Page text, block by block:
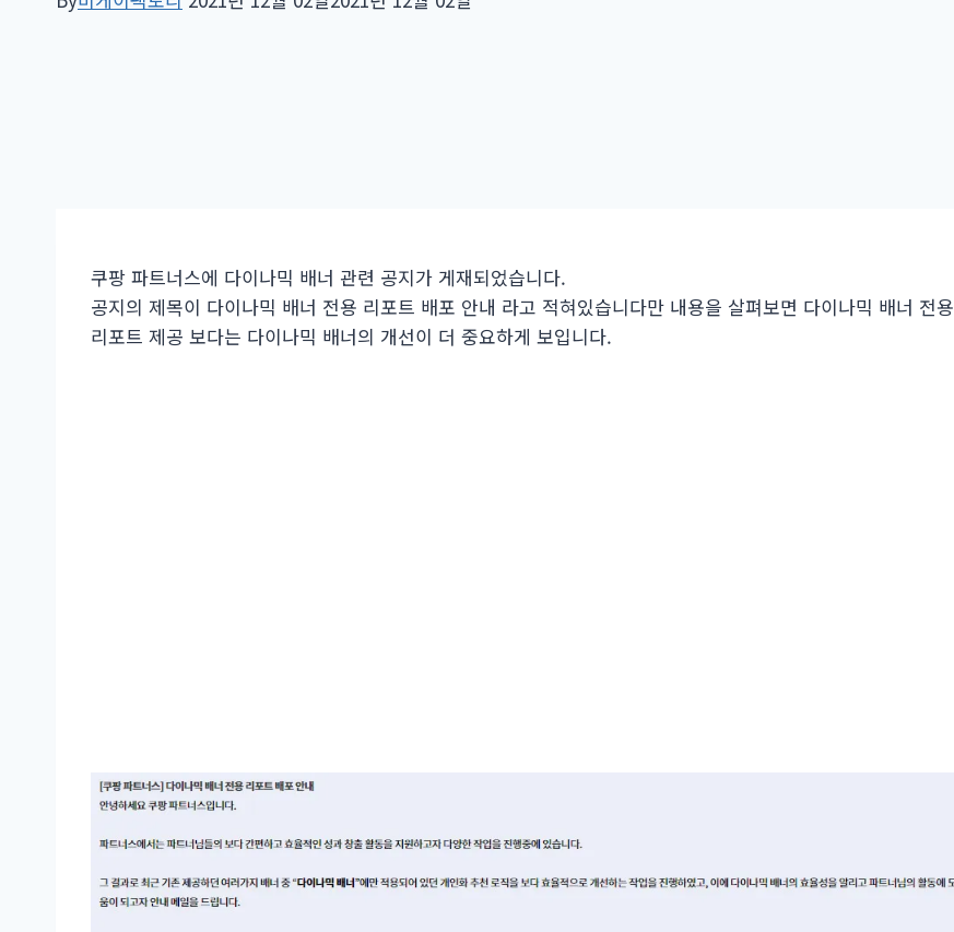
쿠팡 파트너스에 다이나믹 배너 관련 공지가 게재되었습니다.
공지의 제목이 다이나믹 배너 전용 리포트 배포 안내 라고 적혀있습니다만 내용을 살펴보면 다이나믹 배너 전용
리포트 제공 보다는 다이나믹 배너의 개선이 더 중요하게 보입니다.